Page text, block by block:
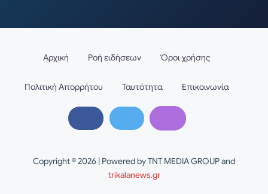
Copyright © 2026 | Powered by TNT MEDIA GROUP and
trikalanews.gr
Αρχική Ροή ειδήσεων Όροι χρήσης
Πολιτική Απορρήτου Ταυτότητα Επικοινωνία